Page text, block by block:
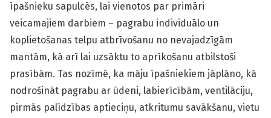
īpašnieku sapulcēs, lai vienotos par primāri
veicamajiem darbiem – pagrabu individuālo un
koplietošanas telpu atbrīvošanu no nevajadzīgām
mantām, kā arī lai uzsāktu to aprīkošanu atbilstoši
prasībām. Tas nozīmē, ka māju īpašniekiem jāplāno, kā
nodrošināt pagrabu ar ūdeni, labierīcībām, ventilāciju,
pirmās palīdzības aptieciņu, atkritumu savākšanu, vietu